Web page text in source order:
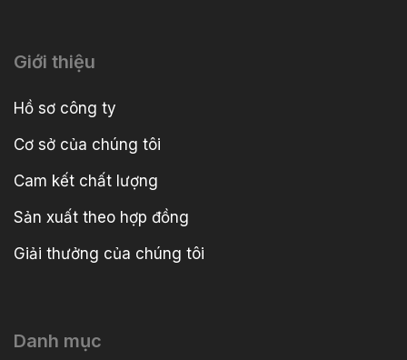
Giới thiệu
Hồ sơ công ty
Cơ sở của chúng tôi
Cam kết chất lượng
Sản xuất theo hợp đồng
Giải thưởng của chúng tôi
Danh mục